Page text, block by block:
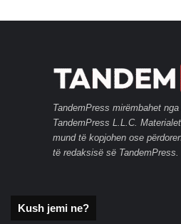
TandemPress mirëmbahet
TandemPress L.L.C.
mund të kopjohen ose
të redaksisë së TandemPress.
Kush jemi ne?